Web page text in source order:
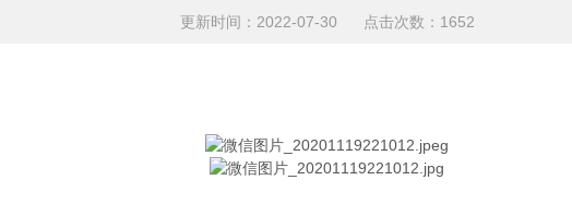
更新时间：2022-07-30 点击次数：1652